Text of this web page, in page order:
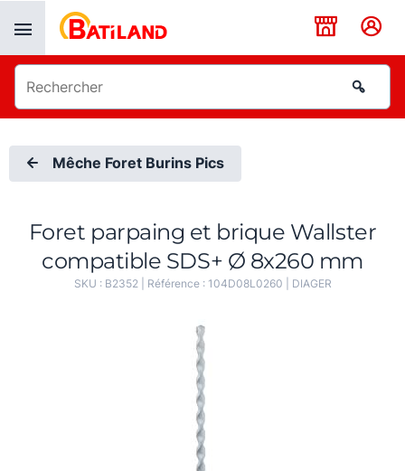
Mêche Foret Burins Pics
Foret parpaing et brique Wallster
compatible SDS+ Ø 8x260 mm
SKU : B2352| Référence : 104D08L0260 DIAGER
Panneau de gestion des cookies